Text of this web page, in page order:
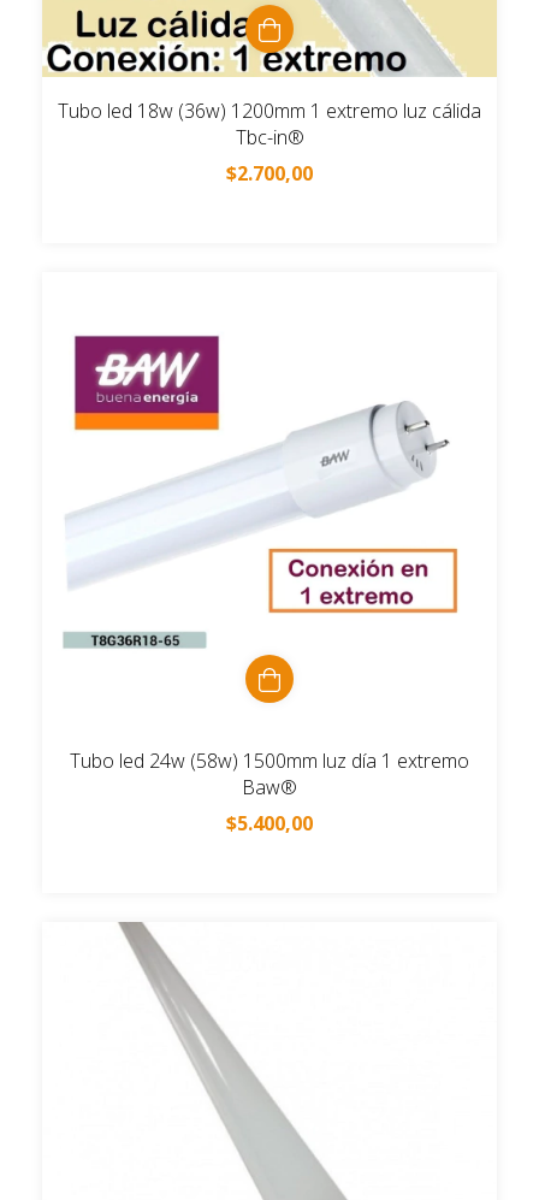
Tubo led 18w (36w) 1200mm 1 extremo luz cálida
Tbc-in®
$2.700,00
Tubo led 24w (58w) 1500mm luz día 1 extremo
Baw®
$5.400,00